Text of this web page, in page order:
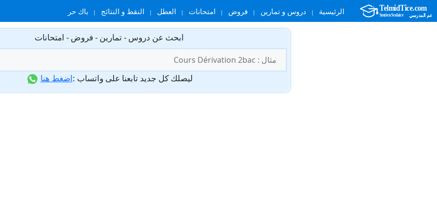
الرئيسية دروس و تمارين فروض امتحانات العطل النقط و النتائج باك حر
ابحث عن دروس - تمارين - فروض - امتحانات
عن:
ليصلك كل جديد تابعنا على واتساب :اضغط هنا